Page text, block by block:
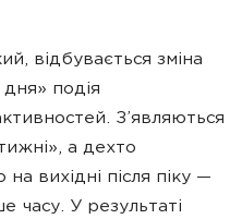
відбувається зміна
дня» подія
З’являються
а дехто
вихідні після піку —
часу. У результаті